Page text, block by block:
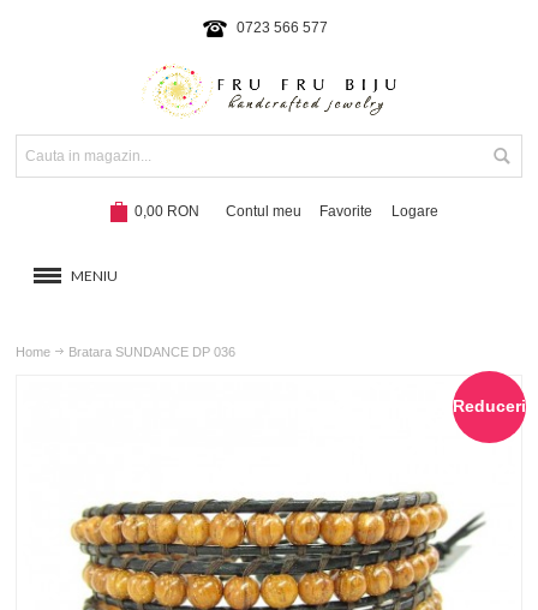
0723 566 577
0,00 RON Contul meu Favorite Logare
MENIU
NOUTATI 2024 Hot!
SETURI BRATARI New
Home Bratara SUNDANCE DP 036
Reduceri